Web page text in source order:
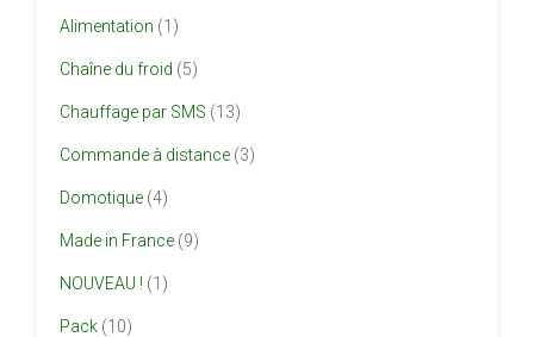
Alimentation (1)
Chaîne du froid (5)
Chauffage par SMS (13)
Commande à distance (3)
Domotique (4)
Made in France (9)
NOUVEAU ! (1)
Pack (10)